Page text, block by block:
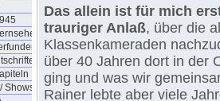
Shows
Das allein ist für mich
trauriger Anlaß, über die
Klassenkameraden
über 40 Jahren dort in der
ging und was wir
Rainer lebte aber viele